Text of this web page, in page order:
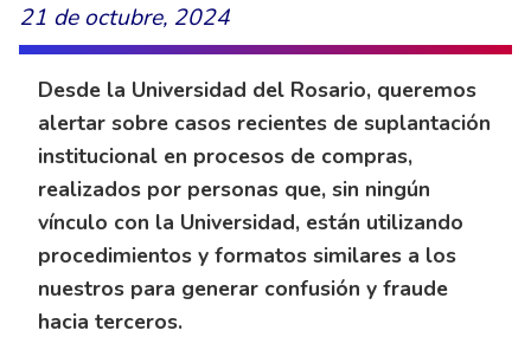
21 de octubre, 2024
Desde la Universidad del Rosario, queremos
alertar sobre casos recientes de suplantación
institucional en procesos de compras,
realizados por personas que, sin ningún
vínculo con la Universidad, están utilizando
procedimientos y formatos similares a los
nuestros para generar confusión y fraude
hacia terceros.